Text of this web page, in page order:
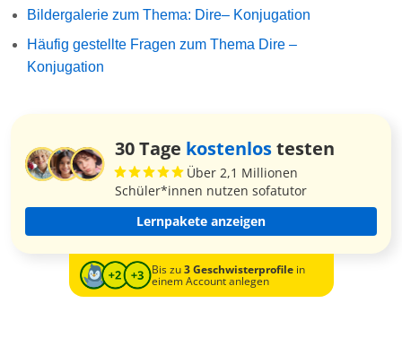
Bildergalerie zum Thema: Dire– Konjugation
Häufig gestellte Fragen zum Thema Dire –
Konjugation
30 Tage kostenlostesten
Über 2,1 Millionen
Schüler*innen nutzen sofatutor
Lernpakete anzeigen
Bis zu3 Geschwisterprofilein
einem Account anlegen